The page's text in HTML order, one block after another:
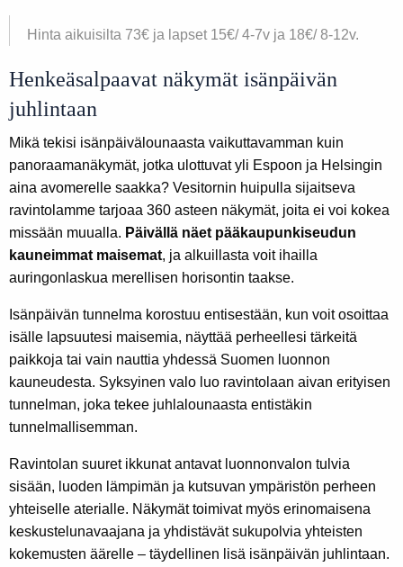
Hinta aikuisilta 73€ ja lapset 15€/ 4-7v ja 18€/ 8-12v.
Henkeäsalpaavat näkymät isänpäivän
juhlintaan
Mikä tekisi isänpäivälounaasta vaikuttavamman kuin
panoraamanäkymät, jotka ulottuvat yli Espoon ja Helsingin
aina avomerelle saakka? Vesitornin huipulla sijaitseva
ravintolamme tarjoaa 360 asteen näkymät, joita ei voi kokea
missään muualla. Päivällä näet pääkaupunkiseudun
kauneimmat maisemat, ja alkuillasta voit ihailla
auringonlaskua merellisen horisontin taakse.
Isänpäivän tunnelma korostuu entisestään, kun voit osoittaa
isälle lapsuutesi maisemia, näyttää perheellesi tärkeitä
paikkoja tai vain nauttia yhdessä Suomen luonnon
kauneudesta. Syksyinen valo luo ravintolaan aivan erityisen
tunnelman, joka tekee juhlalounaasta entistäkin
tunnelmallisemman.
Ravintolan suuret ikkunat antavat luonnonvalon tulvia
sisään, luoden lämpimän ja kutsuvan ympäristön perheen
yhteiselle aterialle. Näkymät toimivat myös erinomaisena
keskustelunavaajana ja yhdistävät sukupolvia yhteisten
kokemusten äärelle – täydellinen lisä isänpäivän juhlintaan.